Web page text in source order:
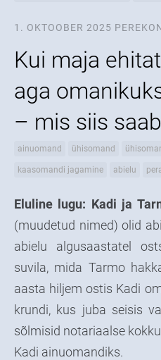
1. OKTOOBER 2025
Kui maja
aga
– mis siis
ainuomand ühisomand
kaasomandi jagamine abielu
Eluline lugu: Kadi ja
(muudetud nimed) olid
abielu algusaastatel
suvila, mida Tarmo
aasta hiljem ostis Kadi
krundi, kus juba seisis
sõlmisid notariaalse
Kadi ainuomandiks.